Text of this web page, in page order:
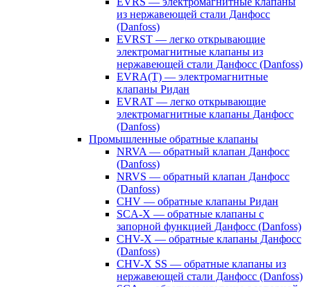
из нержавеющей стали Данфосс
(Danfoss)
EVRST — легко открывающие
электромагнитные клапаны из
нержавеющей стали Данфосс (Danfoss)
EVRA(T) — электромагнитные
клапаны Ридан
EVRAT — легко открывающие
электромагнитные клапаны Данфосс
(Danfoss)
Промышленные обратные клапаны
NRVA — обратный клапан Данфосс
(Danfoss)
NRVS — обратный клапан Данфосс
(Danfoss)
CHV — обратные клапаны Ридан
SCA-X — обратные клапаны с
запорной функцией Данфосс (Danfoss)
CHV-X — обратные клапаны Данфосс
(Danfoss)
CHV-X SS — обратные клапаны из
нержавеющей стали Данфосс (Danfoss)